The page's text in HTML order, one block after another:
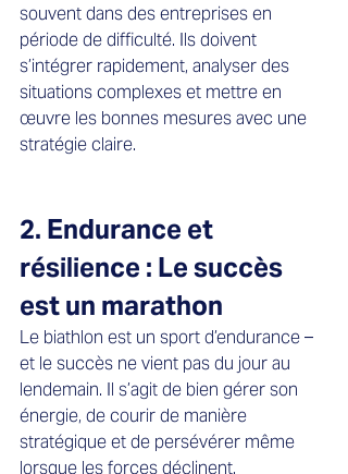
souvent dans des entreprises en
période de difficulté. Ils doivent
s’intégrer rapidement, analyser des
situations complexes et mettre en
œuvre les bonnes mesures avec une
stratégie claire.
2. Endurance et
résilience : Le succès
est un marathon
Le biathlon est un sport d’endurance –
et le succès ne vient pas du jour au
lendemain. Il s’agit de bien gérer son
énergie, de courir de manière
stratégique et de persévérer même
lorsque les forces déclinent.